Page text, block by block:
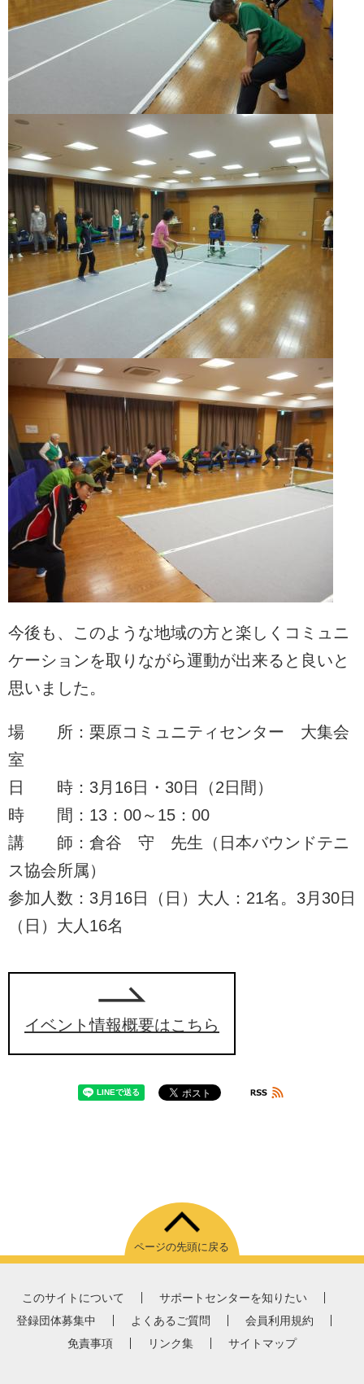
今後も、このような地域の方と楽しくコミュニ
ケーションを取りながら運動が出来ると良いと
思いました。
場 所：栗原コミュニティセンター 大集会
室
日 時：3月16日・30日（2日間）
時 間：13：00～15：00
講 師：倉谷 守 先生（日本バウンドテニ
ス協会所属）
参加人数：3月16日（日）大人：21名。3月30日
（日）大人16名
イベント情報概要はこちら
ページの先頭に戻る
このサイトについて
サポートセンターを知りたい
登録団体募集中
よくあるご質問
会員利用規約
免責事項
リンク集 サイトマップ